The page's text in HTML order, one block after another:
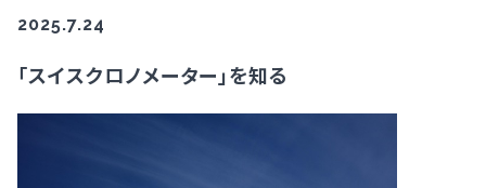
2025.7.24
「スイスクロノメーター」を知る